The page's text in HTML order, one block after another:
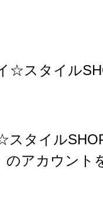
☆スタイル
スタイル
のアカウント